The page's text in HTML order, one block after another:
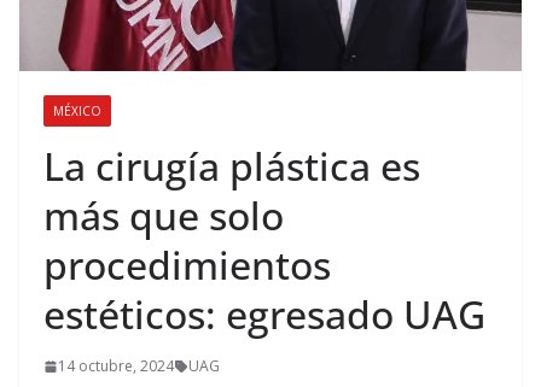
MÉXICO
La cirugía plástica es
más que solo
procedimientos
estéticos: egresado UAG
14 octubre, 2024 UAG